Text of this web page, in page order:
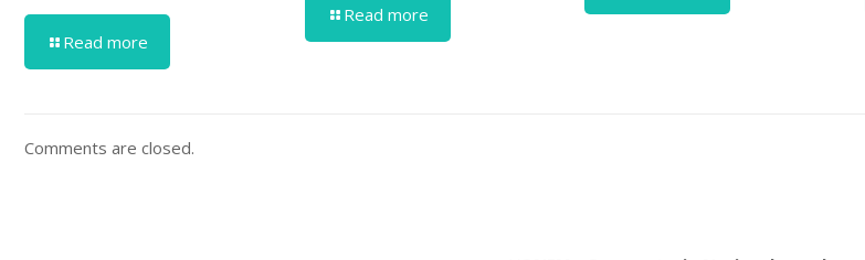
Read more
Read more
Comments are closed.